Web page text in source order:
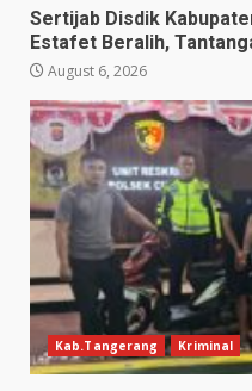
Sertijab Disdik
Estafet Beralih,
August 6, 2026
Kab.Tangerang Kriminal